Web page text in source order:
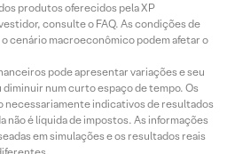
produtos oferecidos pela XP
consulte o FAQ. As condições de
cenário macroeconômico podem afetar o
pode apresentar variações e seu
num curto espaço de tempo. Os
necessariamente indicativos de resultados
não é líquida de impostos. As informações
em simulações e os resultados reais